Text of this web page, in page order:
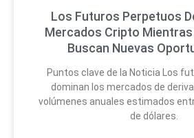
Los Futuros Perpetuos
Mercados Cripto
Buscan Nuevas
Puntos clave de la Noticia Los
dominan los mercados de
volúmenes anuales estimados
de dólares.